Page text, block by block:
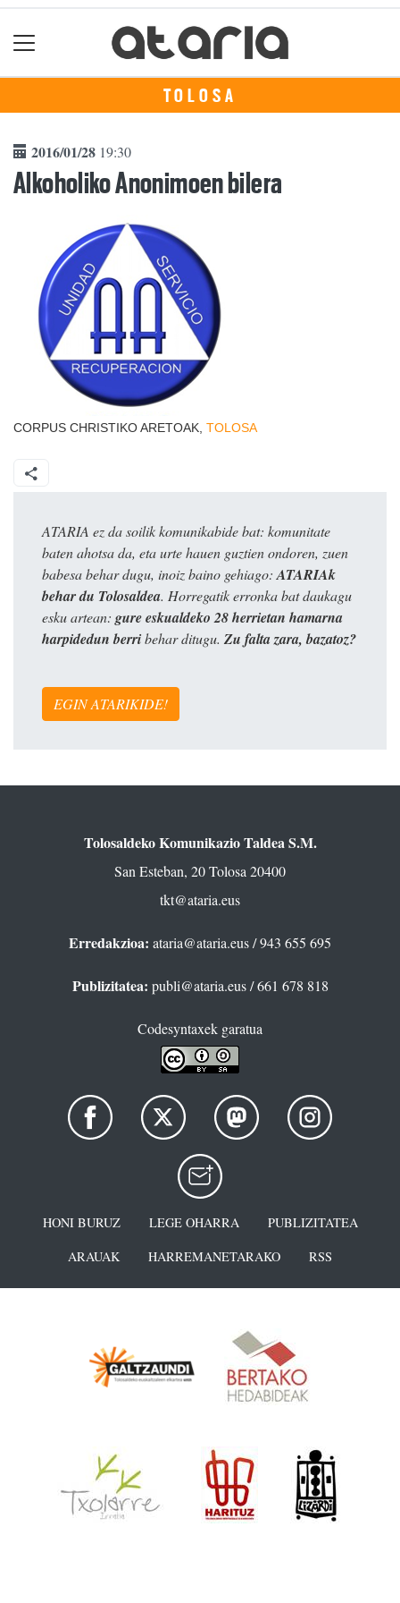
TOLOSA
2016/01/28 19:30
Alkoholiko Anonimoen bilera
CORPUS CHRISTIKO ARETOAK, TOLOSA
ATARIA ez da soilik komunikabide bat: komunitate
baten ahotsa da, eta urte hauen guztien ondoren, zuen
babesa behar dugu, inoiz baino gehiago:ATARIAk
behar du Tolosaldea. Horregatik erronka bat daukagu
esku artean: gure eskualdeko 28 herrietan hamarna
harpidedun berribehar ditugu. Zu falta zara, bazatoz?
EGIN ATARIKIDE!
Tolosaldeko Komunikazio Taldea S.M.
San Esteban, 20 Tolosa 20400
tkt@ataria.eus
Erredakzioa: ataria@ataria.eus/ 943 655 695
Publizitatea: publi@ataria.eus/ 661 678 818
Codesyntaxek garatua
HONI BURUZ LEGE OHARRA
PUBLIZITATEA
ARAUAK
HARREMANETARAKO RSS